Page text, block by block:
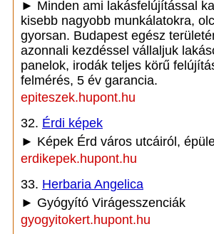
► Minden ami lakásfelújítással
kisebb nagyobb munkálatokra,
gyorsan. Budapest egész
azonnali kezdéssel vállaljuk
panelok, irodák teljes körű
felmérés, 5 év garancia.
epiteszek.hupont.hu
32. Érdi képek
► Képek Érd város utcáiról,
erdikepek.hupont.hu
33. Herbaria Angelica
► Gyógyító Virágesszenciák
gyogyitokert.hupont.hu